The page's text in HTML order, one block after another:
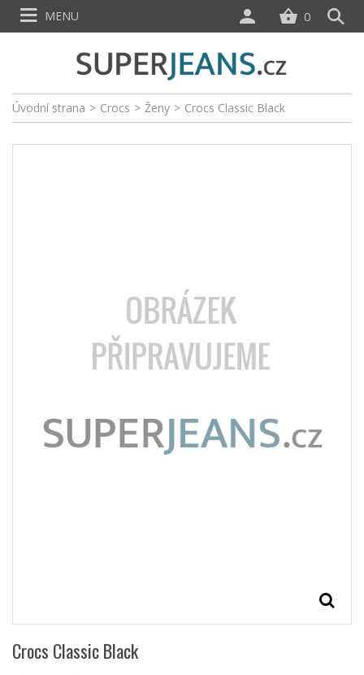
Úvodní strana > Crocs > Ženy > Crocs Classic Black
Crocs Classic Black
0
MENU